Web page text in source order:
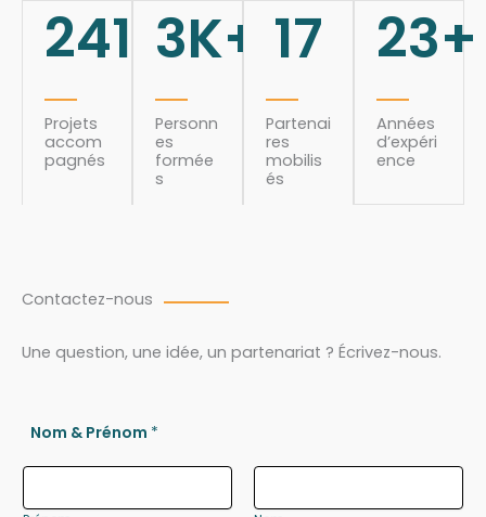
241
Projets
accom
pagnés
3K+
Personn
es
formée
s
17
Partenai
res
mobilis
és
23+
Années
d’expéri
ence
Contactez-nous
Une question, une idée, un partenariat ? Écrivez-nous.
Nom & Prénom *